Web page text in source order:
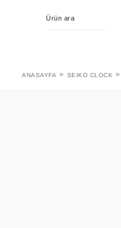
ANASAYFA SEIKO CLOCK